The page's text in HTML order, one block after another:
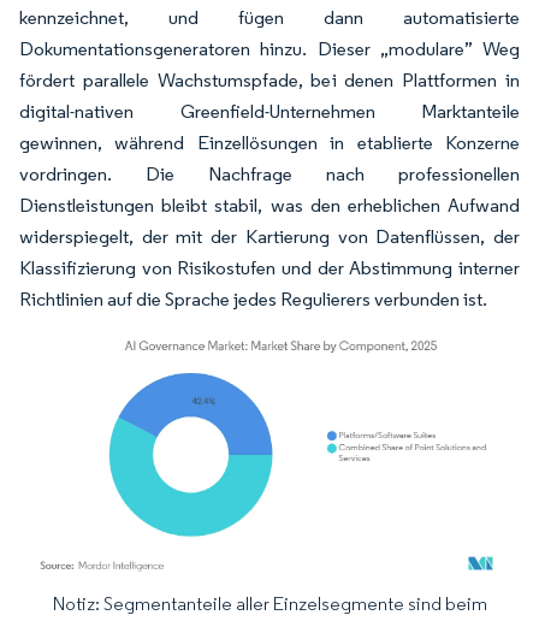
kennzeichnet, und fügen dann automatisierte
Dokumentationsgeneratoren hinzu. Dieser „modulare” Weg
fördert parallele Wachstumspfade, bei denen Plattformen in
digital-nativen Greenfield-Unternehmen Marktanteile
gewinnen, während Einzellösungen in etablierte Konzerne
vordringen. Die Nachfrage nach professionellen
Dienstleistungen bleibt stabil, was den erheblichen Aufwand
widerspiegelt, der mit der Kartierung von Datenflüssen, der
Klassifizierung von Risikostufen und der Abstimmung interner
Richtlinien auf die Sprache jedes Regulierers verbunden ist.
Bild © Mordor Intelligence. Wiederverwendung erfordert Namensnennung
Notiz: Segmentanteile aller Einzelsegmente sind beim